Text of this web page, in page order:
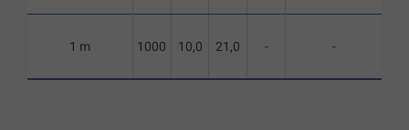
1 m 1000 10,0 21,0 - -